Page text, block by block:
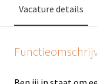
Vacature details